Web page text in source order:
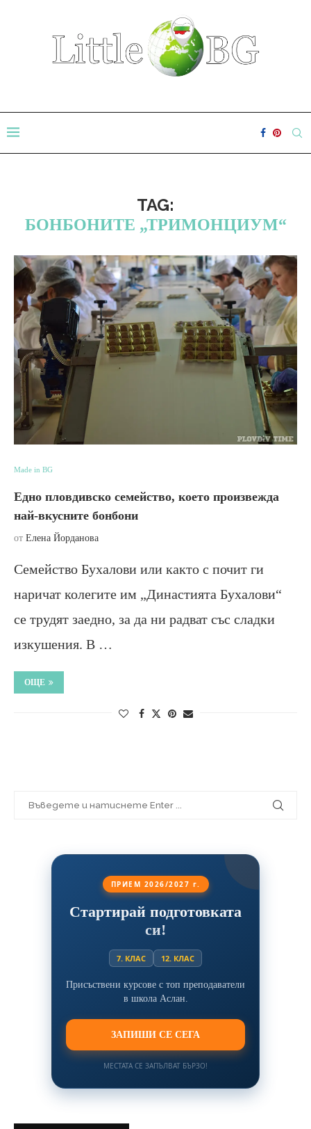
TAG:
БОНБОНИТЕ „ТРИМОНЦИУМ“
Made in BG
Едно пловдивско семейство, което произвежда
най-вкусните бонбони
от Елена Йорданова
Семейство Бухалови или както с почит ги
наричат колегите им „Династията Бухалови“
се трудят заедно, за да ни радват със сладки
изкушения. В …
ОЩЕ
ПРИЕМ 2026/2027 г.
Стартирай подготовката
си!
7. КЛАС 12. КЛАС
Присъствени курсове с топ преподаватели
в школа Аслан.
ЗАПИШИ СЕ СЕГА
МЕСТАТА СЕ ЗАПЪЛВАТ БЪРЗО!